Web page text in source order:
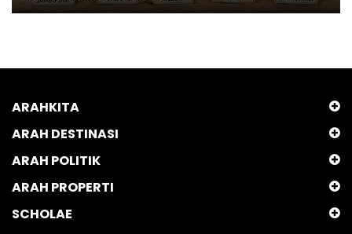
ARAHKITA
ARAH DESTINASI
ARAH POLITIK
ARAH PROPERTI
SCHOLAE